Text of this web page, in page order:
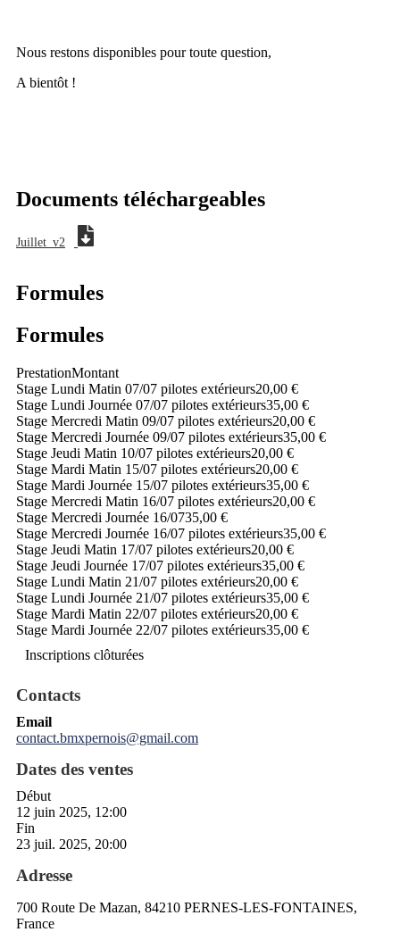
Nous restons disponibles pour toute question,
A bientôt !
Documents téléchargeables
Juillet_v2
Formules
Formules
PrestationMontant
Stage Lundi Matin 07/07 pilotes extérieurs20,00 €
Stage Lundi Journée 07/07 pilotes extérieurs35,00 €
Stage Mercredi Matin 09/07 pilotes extérieurs20,00 €
Stage Mercredi Journée 09/07 pilotes extérieurs35,00 €
Stage Jeudi Matin 10/07 pilotes extérieurs20,00 €
Stage Mardi Matin 15/07 pilotes extérieurs20,00 €
Stage Mardi Journée 15/07 pilotes extérieurs35,00 €
Stage Mercredi Matin 16/07 pilotes extérieurs20,00 €
Stage Mercredi Journée 16/0735,00 €
Stage Mercredi Journée 16/07 pilotes extérieurs35,00 €
Stage Jeudi Matin 17/07 pilotes extérieurs20,00 €
Stage Jeudi Journée 17/07 pilotes extérieurs35,00 €
Stage Lundi Matin 21/07 pilotes extérieurs20,00 €
Stage Lundi Journée 21/07 pilotes extérieurs35,00 €
Stage Mardi Matin 22/07 pilotes extérieurs20,00 €
Stage Mardi Journée 22/07 pilotes extérieurs35,00 €
Inscriptions clôturées
Contacts
Email
contact.bmxpernois@gmail.com
Dates des ventes
Début
12 juin 2025, 12:00
Fin
23 juil. 2025, 20:00
Adresse
700 Route De Mazan, 84210 PERNES-LES-FONTAINES,
France